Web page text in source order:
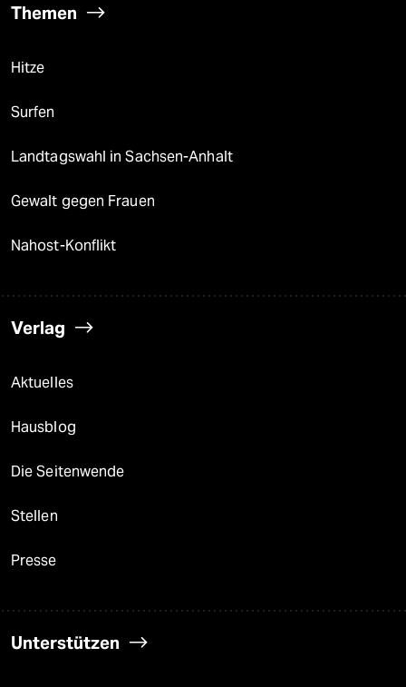
Themen
Hitze
Surfen
Landtagswahl in Sachsen-Anhalt
Gewalt gegen Frauen
Nahost-Konflikt
Verlag
Aktuelles
Hausblog
Die Seitenwende
Stellen
Presse
Unterstützen